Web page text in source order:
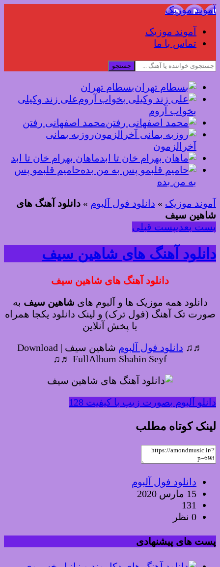
آموند موزیک
آموند موزیک
تماس با ما
جستجو
بسطام تهران
علی زند وکیلی
بخواب آروم
محمد اصفهانی رفتن
روزبه بمانی
آخرالزمون
ماهان بهرام خان تا ابد
حامیم قلبمو پس
به من بده
آموند موزیک » دانلود فول آلبوم » دانلود آهنگ های
شاهین سیف
پست بعدیپست قبلی
دانلود آهنگ های شاهین سیف
دانلود آهنگ های شاهین سیف
دانلود همه موزیک ها و آلبوم های شاهین سیف به
صورت تک آهنگ (فول ترک) و لینک دانلود یکجا همراه
با پخش آنلاین
♬♫ دانلود فول آلبوم
شاهین سیف | Download
FullAlbum Shahin Seyf ♬♫
دانلو آلبوم بصورت زیپ با کیفیت 128
لینک کوتاه مطلب
دانلود فول آلبوم
15 مارس 2020
131
0 نظر
پست های پیشنهادی